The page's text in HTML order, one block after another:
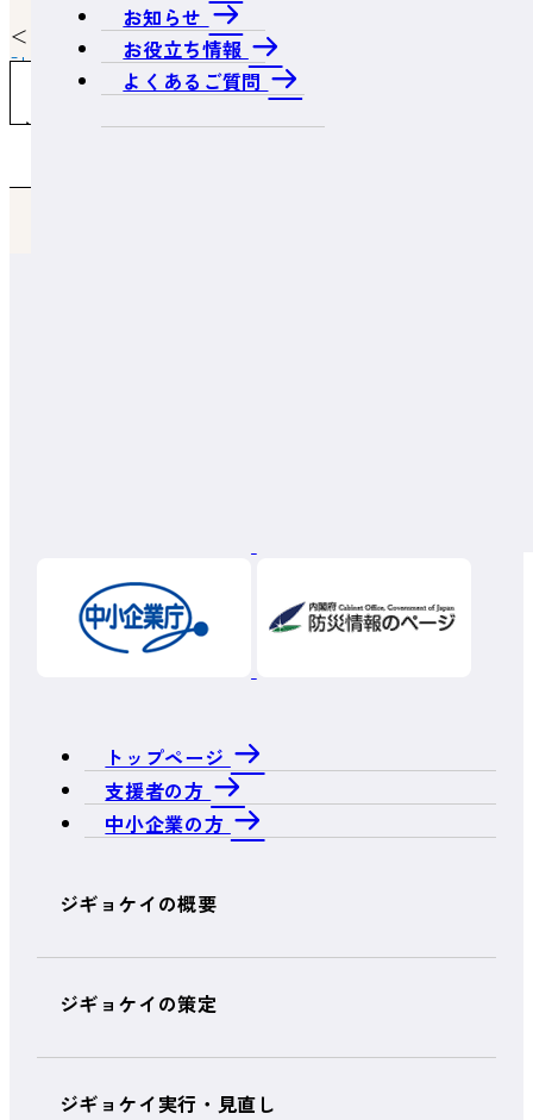
お知らせ
お役立ち情報
よくあるご質問
＜関連ページ＞
計画策定・申請のメリット
よくあるご質問一覧へ戻る
トップページ
支援者の方
中小企業の方
ジギョケイの概要
ジギョケイの策定
ジギョケイ実行・見直し